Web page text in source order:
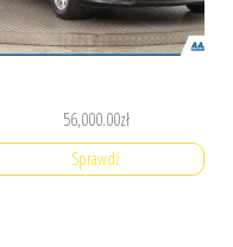
56,000.00zł
Sprawdź